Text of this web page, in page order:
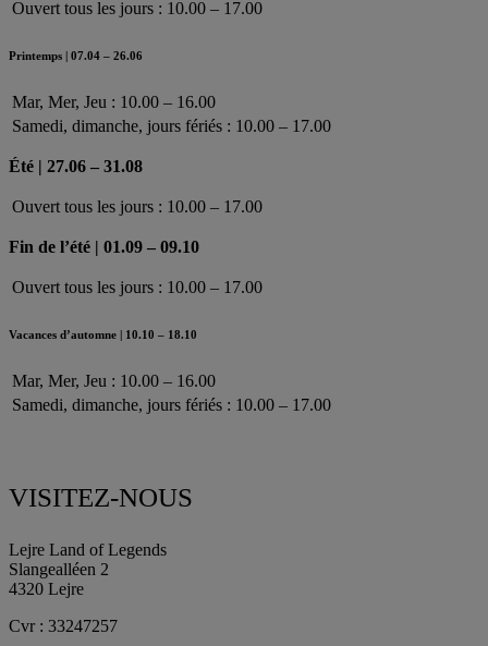
Ouvert tous les jours : 10.00 – 17.00
Printemps | 07.04 – 26.06
Mar, Mer, Jeu : 10.00 – 16.00
Samedi, dimanche, jours fériés : 10.00 – 17.00
Été | 27.06 – 31.08
Ouvert tous les jours : 10.00 – 17.00
Fin de l’été | 01.09 – 09.10
Ouvert tous les jours : 10.00 – 17.00
Vacances d’automne | 10.10 – 18.10
Mar, Mer, Jeu : 10.00 – 16.00
Samedi, dimanche, jours fériés : 10.00 – 17.00
VISITEZ-NOUS
Lejre Land of Legends
Slangealléen 2
4320 Lejre
Cvr : 33247257